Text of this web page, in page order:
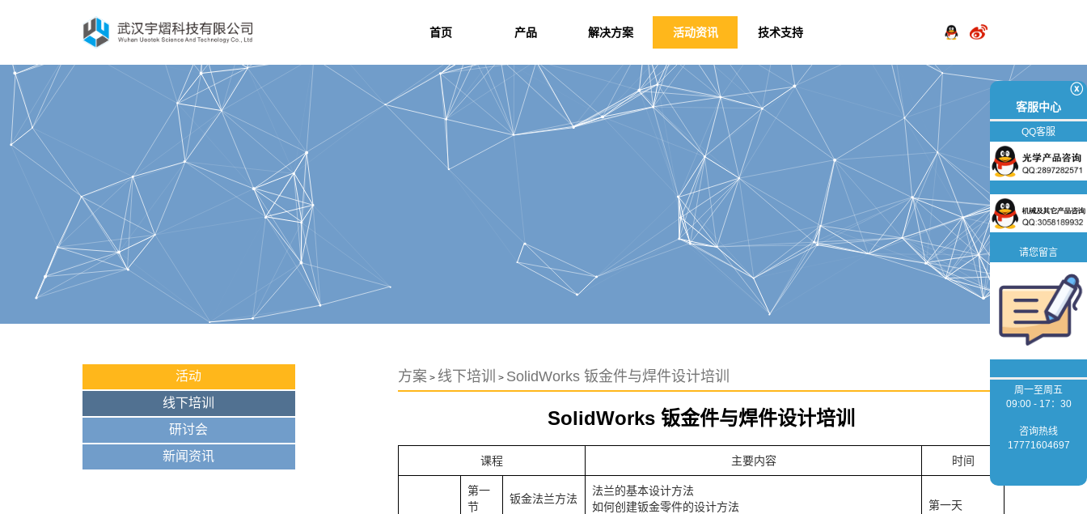
首页 产品 解决方案 活动资讯 技术支持
活动
线下培训
研讨会
新闻资讯
方案 > 线下培训 > SolidWorks 钣金件与焊件设计培训
SolidWorks 钣金件与焊件设计培训
课程 主要内容 时间
第一
节
钣金法兰方法
法兰的基本设计方法
如何创建钣金零件的设计方法
第一天
ⓧ
客服中心
QQ客服
请您留言
周一至周五
09:00 - 17：30
咨询热线
17771604697